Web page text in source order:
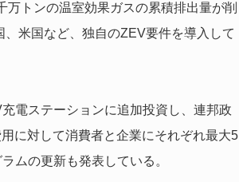
トンの温室効果ガスの累積排出量が削
米国など、独自のZEV要件を導入して
電ステーションに追加投資し、連邦政
に対して消費者と企業にそれぞれ最大5
ムの更新も発表している。